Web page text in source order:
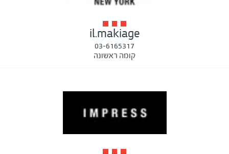
il.makiage
03-6165317
קומה ראשונה